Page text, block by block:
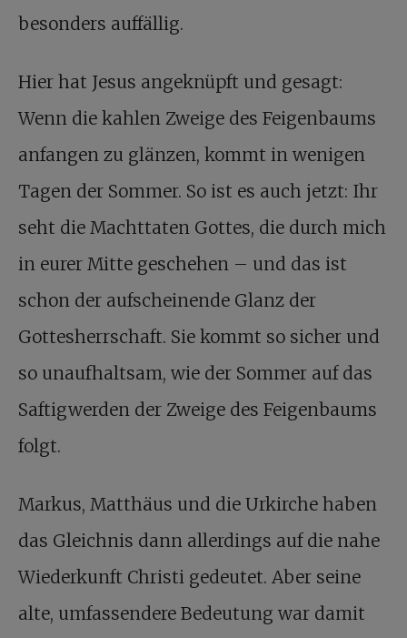
besonders auffällig.
Hier hat Jesus angeknüpft und gesagt:
Wenn die kahlen Zweige des Feigenbaums
anfangen zu glänzen, kommt in wenigen
Tagen der Sommer. So ist es auch jetzt: Ihr
seht die Machttaten Gottes, die durch mich
in eurer Mitte geschehen – und das ist
schon der aufscheinende Glanz der
Gottesherrschaft. Sie kommt so sicher und
so unaufhaltsam, wie der Sommer auf das
Saftigwerden der Zweige des Feigenbaums
folgt.
Markus, Matthäus und die Urkirche haben
das Gleichnis dann allerdings auf die nahe
Wiederkunft Christi gedeutet. Aber seine
alte, umfassendere Bedeutung war damit